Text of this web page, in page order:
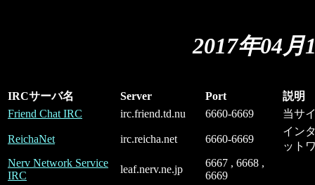
2017年04月
IRCサーバ名 Server Port
説明
Friend Chat IRC
irc.friend.td.nu 6660-6669 当サ
ReichaNet irc.reicha.net 6660-6669
イン
ット
Nerv Network Service
IRC
leaf.nerv.ne.jp
6667 , 6668 ,
6669